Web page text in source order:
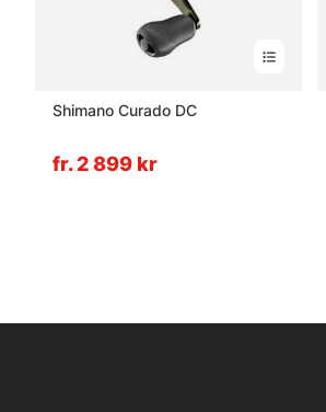
Shimano Curado DC
fr. 2 899 kr